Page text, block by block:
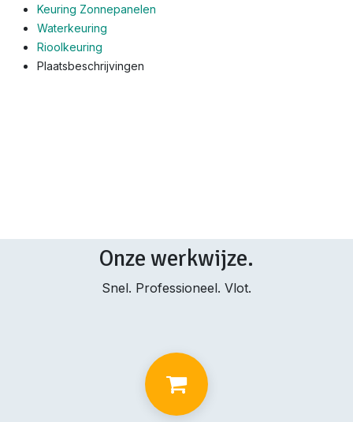
Keuring Zonnepanelen
Waterkeuring
Rioolkeuring
Plaatsbeschrijvingen
Onze werkwijze.
Snel. Professioneel. Vlot.